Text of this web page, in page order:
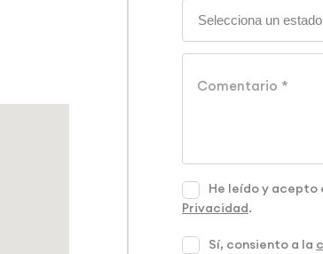
He leído y acepto
Privacidad.
Sí, consiento a la